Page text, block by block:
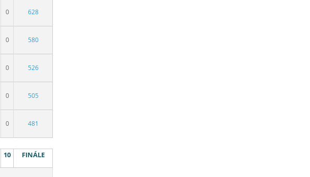
0 628
0 580
0 526
0 505
0 481
10 FINÁLE